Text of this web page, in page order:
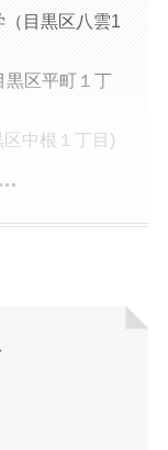
目黒区八雲1
黒区平町１丁
中根１丁目)